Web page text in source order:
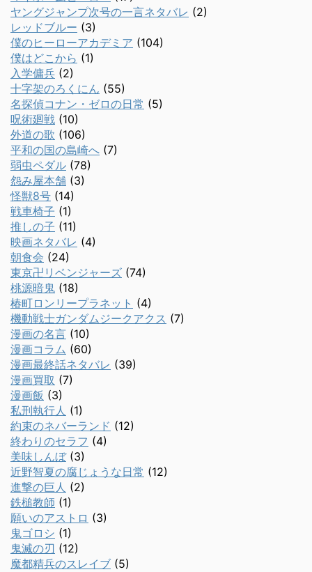
ヤングジャンプ次号の一言ネタバレ (2)
レッドブルー (3)
僕のヒーローアカデミア (104)
僕はどこから (1)
入学傭兵 (2)
十字架のろくにん (55)
名探偵コナン・ゼロの日常 (5)
呪術廻戦 (10)
外道の歌 (106)
平和の国の島崎へ (7)
弱虫ペダル (78)
怨み屋本舗 (3)
怪獣8号 (14)
戦車椅子 (1)
推しの子 (11)
映画ネタバレ (4)
朝食会 (24)
東京卍リベンジャーズ (74)
桃源暗鬼 (18)
椿町ロンリープラネット (4)
機動戦士ガンダムジークアクス (7)
漫画の名言 (10)
漫画コラム (60)
漫画最終話ネタバレ (39)
漫画買取 (7)
漫画飯 (3)
私刑執行人 (1)
約束のネバーランド (12)
終わりのセラフ (4)
美味しんぼ(3)
近野智夏の腐じょうな日常 (12)
進撃の巨人 (2)
鉄槌教師 (1)
願いのアストロ (3)
鬼ゴロシ (1)
鬼滅の刃 (12)
魔都精兵のスレイブ (5)